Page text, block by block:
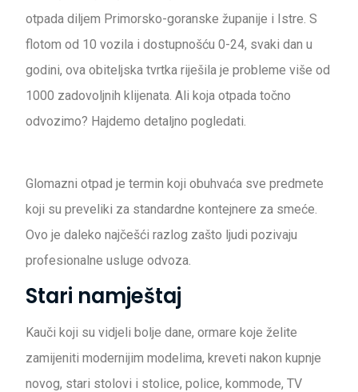
otpada diljem Primorsko-goranske županije i Istre. S
flotom od 10 vozila i dostupnošću 0-24, svaki dan u
godini, ova obiteljska tvrtka riješila je probleme više od
1000 zadovoljnih klijenata. Ali koja otpada točno
odvozimo? Hajdemo detaljno pogledati.
Glomazni otpad je termin koji obuhvaća sve predmete
koji su preveliki za standardne kontejnere za smeće.
Ovo je daleko najčešći razlog zašto ljudi pozivaju
profesionalne usluge odvoza.
Stari namještaj
Kauči koji su vidjeli bolje dane, ormare koje želite
zamijeniti modernijim modelima, kreveti nakon kupnje
novog, stari stolovi i stolice, police, kommode, TV